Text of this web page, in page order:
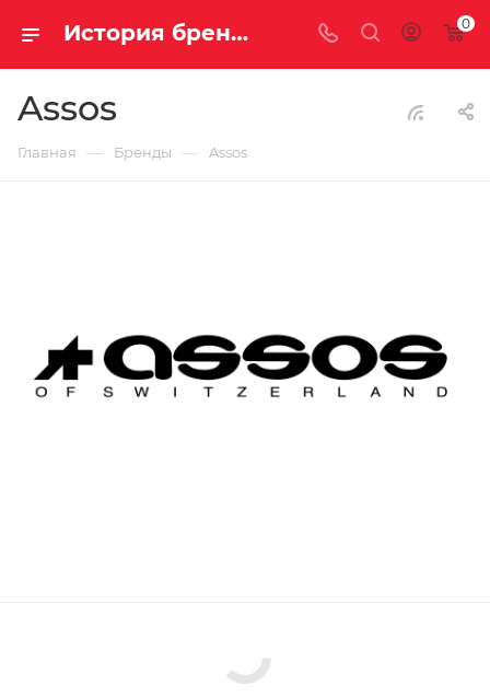
История бренда Assos | Купить спортивную экипировку Assos 0
Assos
Главная — Бренды — Assos